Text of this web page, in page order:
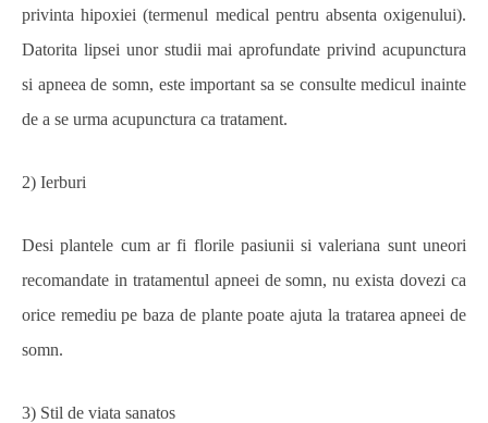
privinta hipoxiei (termenul medical pentru absenta oxigenului).
Datorita lipsei unor studii mai aprofundate privind acupunctura
si apneea de somn, este important sa se consulte medicul inainte
de a se urma acupunctura ca tratament.
2) Ierburi
Desi plantele cum ar fi florile pasiunii si valeriana sunt uneori
recomandate in tratamentul apneei de somn, nu exista dovezi ca
orice remediu pe baza de plante poate ajuta la tratarea apneei de
somn.
3) Stil de viata sanatos